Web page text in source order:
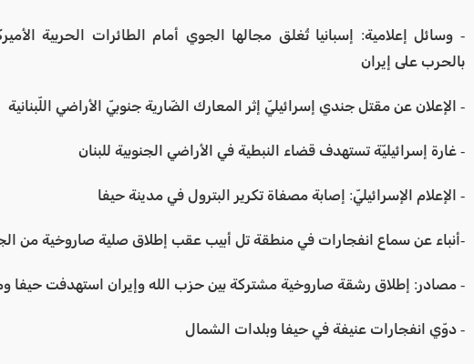
- وسائل إعلامية: إسبانيا تُغلق مجالها الجوي أمام الطائرات الحربية
بالحرب على إيران
- الإعلان عن مقتل جندي إسرائيليّ إثر المعارك الضّارية جنوبيّ الأراضي اللّبنانية
- غارة إسرائيليّة تستهدف قضاء النبطية في الأراضي الجنوبية للبنان
- الإعلام الإسرائيليّ: إصابة مصفاة تكرير البترول في مدينة حيفا
-أنباء عن سماع انفجارات في منطقة تل أبيب عقب إطلاق صلية صاروخية من
- مصادر: إطلاق رشقة صاروخية مشتركة بين حزب الله وإيران استهدفت حيفا
- دوّي انفجارات عنيفة في حيفا وبلدات الشمال